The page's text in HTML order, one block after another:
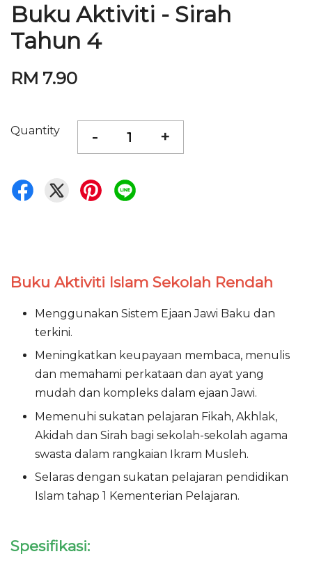
Buku Aktiviti - Sirah
Tahun 4
RM 7.90
Quantity - +
Buku Aktiviti Islam Sekolah Rendah
Menggunakan Sistem Ejaan Jawi Baku dan
terkini.
Meningkatkan keupayaan membaca, menulis
dan memahami perkataan dan ayat yang
mudah dan kompleks dalam ejaan Jawi.
Memenuhi sukatan pelajaran Fikah, Akhlak,
Akidah dan Sirah bagi sekolah-sekolah agama
swasta dalam rangkaian Ikram Musleh.
Selaras dengan sukatan pelajaran pendidikan
Islam tahap 1 Kementerian Pelajaran.
Spesifikasi: